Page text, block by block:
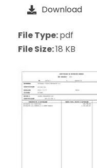
Download
File Type:pdf
File Size:18 KB